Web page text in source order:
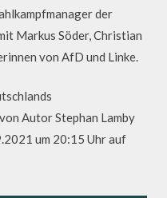
der
Markus Söder, Christian
von AfD und Linke.
Autor Stephan Lamby
um 20:15 Uhr auf